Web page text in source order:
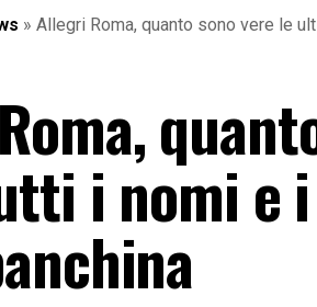
» Allegri Roma, quanto sono vere le
i nomi e